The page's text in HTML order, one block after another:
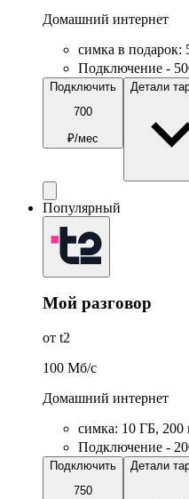
Домашний интернет
симка в подарок:
Подключение -
Подключить
700
₽/мес
Детали
Популярный
Мой разговор
от t2
100 Мб/c
Домашний интернет
симка: 10 ГБ, 200
Подключение -
Подключить
750
Детали